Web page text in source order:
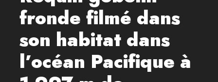
fronde filmé dans
son habitat dans
l’océan Pacifique à